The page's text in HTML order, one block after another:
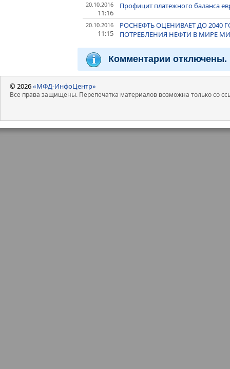
20.10.2016
11:16
Профицит платежного баланса
20.10.2016
11:15
РОСНЕФТЬ ОЦЕНИВАЕТ ДО
ПОТРЕБЛЕНИЯ НЕФТИ В МИРЕ
Комментарии отключены.
© 2026«МФД-ИнфоЦентр»
Все права защищены. Перепечатка материалов возможна только со